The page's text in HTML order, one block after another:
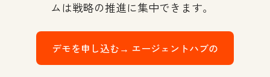
ムは戦略の推進に集中できます。
デモを申し込む→ エージェントハブの